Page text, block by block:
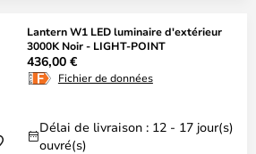
Lantern W1 LED luminaire d'extérieur
3000K Noir - LIGHT-POINT
436,00 €
Fichier de données
Délai de livraison : 12 - 17 jour(s)
ouvré(s)